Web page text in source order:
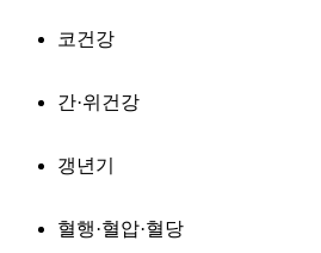
코건강
간·위건강
갱년기
혈행·혈압·혈당